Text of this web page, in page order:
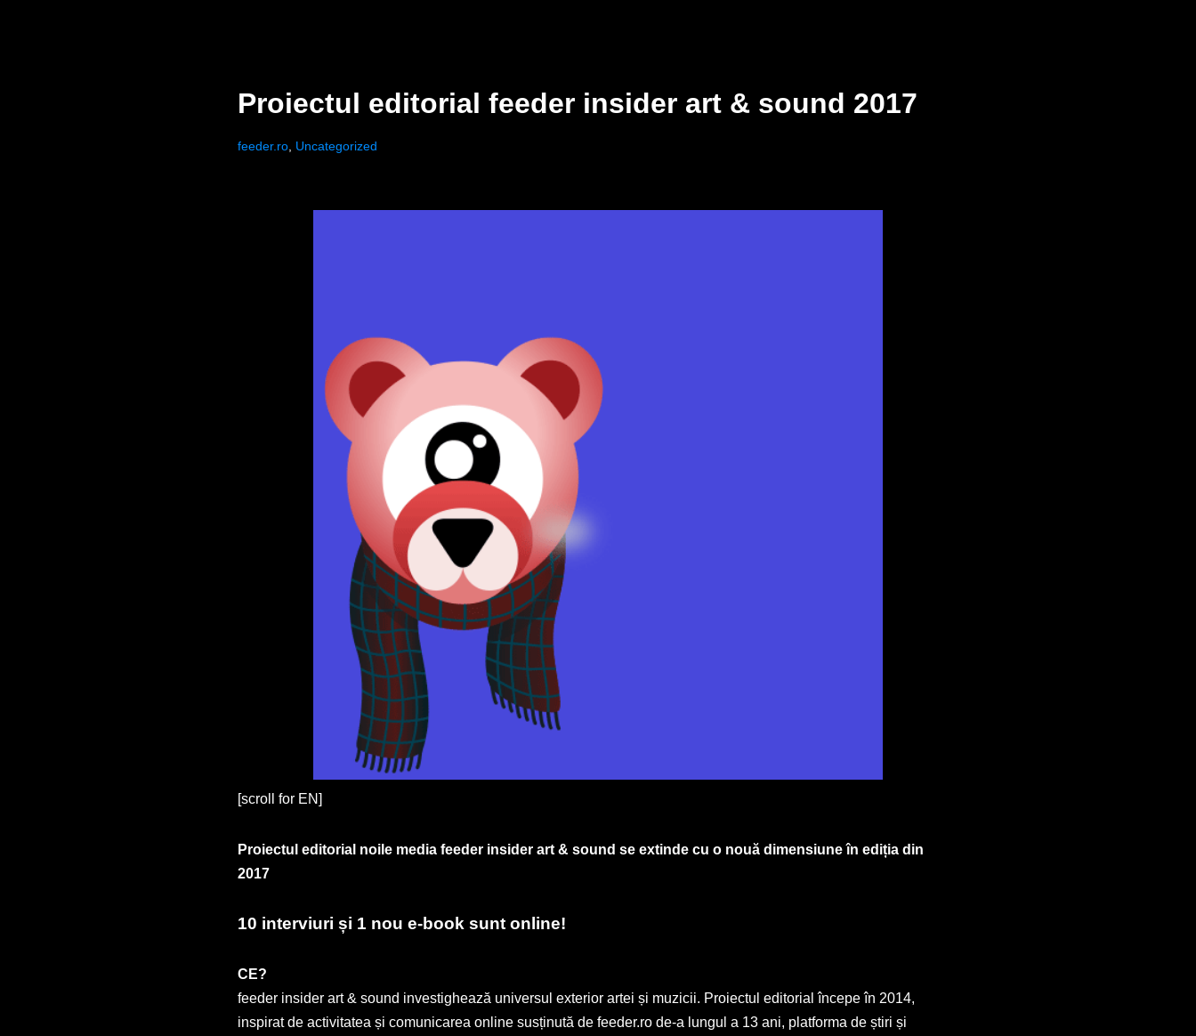
Proiectul editorial feeder insider art & sound 2017
feeder.ro, Uncategorized
[scroll for EN]
Proiectul editorial noile media feeder insider art & sound se extinde cu o nouă dimensiune în ediția din
2017
10 interviuri și 1 nou e-book sunt online!
CE?
feeder insider art & sound investighează universul exterior artei și muzicii. Proiectul editorial începe în 2014,
inspirat de activitatea și comunicarea online susținută de feeder.ro de-a lungul a 13 ani, platforma de știri și